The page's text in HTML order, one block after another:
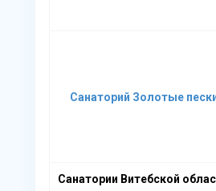
Санаторий Золотые
Санатории Витебской